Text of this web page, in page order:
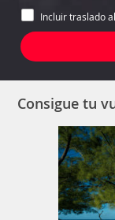
Incluir traslado
Consigue tu